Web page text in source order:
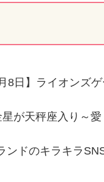
8日】ライオンズ
が天秤座入り～
ンドのキラキラ